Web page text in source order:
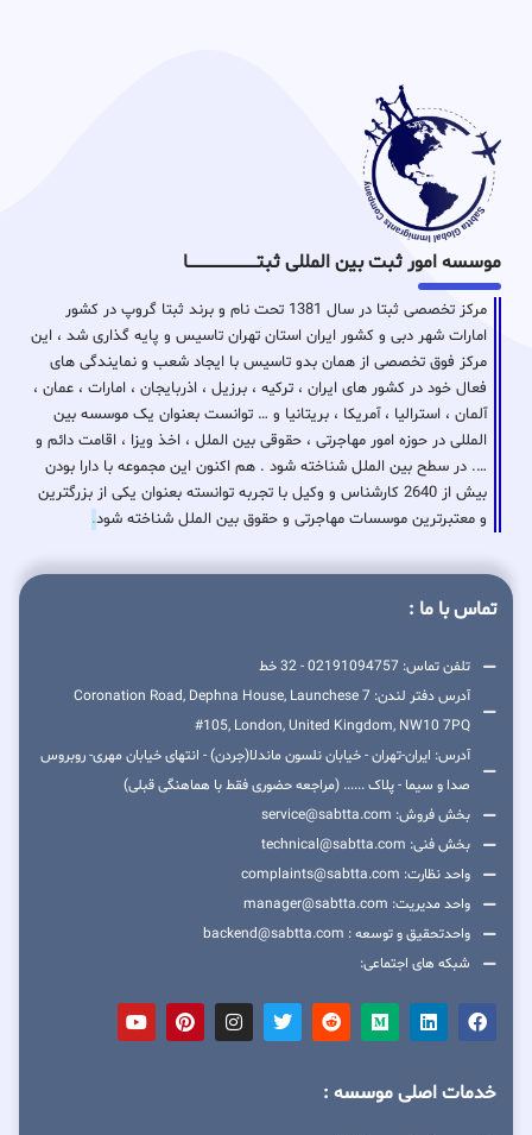
موسسه امور ثبت بین المللی ثبتـــــــــــــــــــــــــــــا
مرکز تخصصی ثبتا در سال 1381 تحت نام و برند ثبتا گروپ در کشور
امارات شهر دبی و کشور ایران استان تهران تاسیس و پایه گذاری شد ، این
مرکز فوق تخصصی از همان بدو تاسیس با ایجاد شعب و نمایندگی های
فعال خود در کشور های ایران ، ترکیه ، برزیل ، اذربایجان ، امارات ، عمان ،
آلمان ، استرالیا ، آمریکا ، بریتانیا و … توانست بعنوان یک موسسه بین
المللی در حوزه امور مهاجرتی ، حقوقی بین الملل ، اخذ ویزا ، اقامت دائم و
…. در سطح بین الملل شناخته شود . هم اکنون این مجموعه با دارا بودن
بیش از 2640 کارشناس و وکیل با تجربه توانسته بعنوان یکی از بزرگترین
و معتبرترین موسسات مهاجرتی و حقوق بین الملل شناخته شود.
تماس با ما :
تلفن تماس: 02191094757 - 32 خط
آدرس دفتر لندن: 7 Coronation Road, Dephna House, Launchese
#105, London, United Kingdom, NW10 7PQ
آدرس: ایران-تهران - خیابان نلسون ماندلا(جردن) - انتهای خیابان مهری- روبروس
صدا و سیما - پلاک ...... (مراجعه حضوری فقط با هماهنگی قبلی)
بخش فروش: service@sabtta.com
بخش فنی: technical@sabtta.com
واحد نظارت: complaints@sabtta.com
واحد مدیریت: manager@sabtta.com
واحدتحقیق و توسعه : backend@sabtta.com
شبکه های اجتماعی:
خدمات اصلی موسسه :